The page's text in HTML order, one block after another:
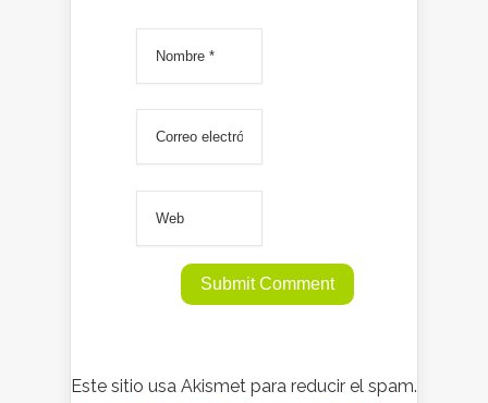
Este sitio usa Akismet para reducir el spam.